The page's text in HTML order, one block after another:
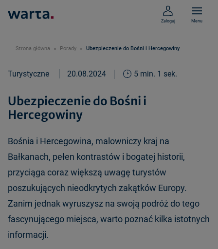
Zaloguj Menu
Strona główna Porady Ubezpieczenie do Bośni i Hercegowiny
Turystyczne 20.08.2024 5 min. 1 sek.
Ubezpieczenie do Bośni i
Hercegowiny
Bośnia i Hercegowina, malowniczy kraj na
Bałkanach, pełen kontrastów i bogatej historii,
przyciąga coraz większą uwagę turystów
poszukujących nieodkrytych zakątków Europy.
Zanim jednak wyruszysz na swoją podróż do tego
fascynującego miejsca, warto poznać kilka istotnych
informacji.